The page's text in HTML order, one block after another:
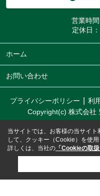
営業時間
定休日：
ホーム
お問い合わせ
プライバシーポリシー 利
Copyright(c) 株式会社
当サイトでは、お客様の当サイ
して、クッキー（Cookie）を使用
詳しくは、当社の 「Cookieの取